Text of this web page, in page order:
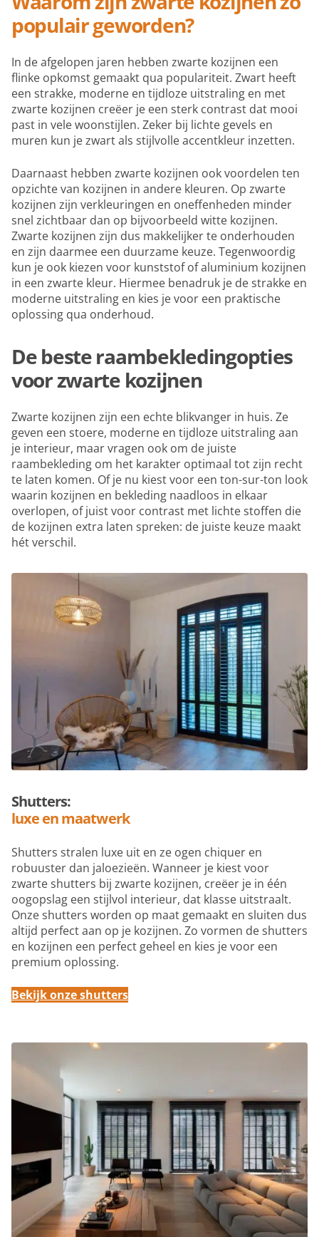
populair geworden?
In de afgelopen jaren hebben zwarte kozijnen een
flinke opkomst gemaakt qua populariteit. Zwart heeft
een strakke, moderne en tijdloze uitstraling en met
zwarte kozijnen creëer je een sterk contrast dat mooi
past in vele woonstijlen. Zeker bij lichte gevels en
muren kun je zwart als stijlvolle accentkleur inzetten.
Daarnaast hebben zwarte kozijnen ook voordelen ten
opzichte van kozijnen in andere kleuren. Op zwarte
kozijnen zijn verkleuringen en oneffenheden minder
snel zichtbaar dan op bijvoorbeeld witte kozijnen.
Zwarte kozijnen zijn dus makkelijker te onderhouden
en zijn daarmee een duurzame keuze. Tegenwoordig
kun je ook kiezen voor kunststof of aluminium kozijnen
in een zwarte kleur. Hiermee benadruk je de strakke en
moderne uitstraling en kies je voor een praktische
oplossing qua onderhoud.
De beste raambekledingopties
voor zwarte kozijnen
Zwarte kozijnen zijn een echte blikvanger in huis. Ze
geven een stoere, moderne en tijdloze uitstraling aan
je interieur, maar vragen ook om de juiste
raambekleding om het karakter optimaal tot zijn recht
te laten komen. Of je nu kiest voor een ton-sur-ton look
waarin kozijnen en bekleding naadloos in elkaar
overlopen, of juist voor contrast met lichte stoffen die
de kozijnen extra laten spreken: de juiste keuze maakt
hét verschil.
Shutters:
luxe en maatwerk
Shutters stralen luxe uit en ze ogen chiquer en
robuuster dan jaloezieën. Wanneer je kiest voor
zwarte shutters bij zwarte kozijnen, creëer je in één
oogopslag een stijlvol interieur, dat klasse uitstraalt.
Onze shutters worden op maat gemaakt en sluiten dus
altijd perfect aan op je kozijnen. Zo vormen de shutters
en kozijnen een perfect geheel en kies je voor een
premium oplossing.
Bekijk onze shutters